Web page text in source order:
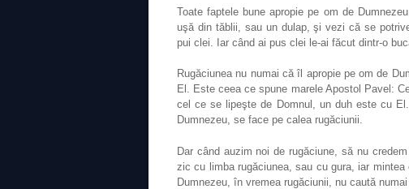
Toate faptele bune apropie pe om de
uşă din tăblii, sau un dulap, şi vezi că se
pui clei. Iar când ai pus clei le-ai făcut dintr-o
Rugăciunea nu numai că îl apropie pe om de
El. Este ceea ce spune marele Apostol Pavel:
cel ce se lipeşte de Domnul, un duh este cu
Dumnezeu, se face pe calea rugăciunii.
Dar când auzim noi de rugăciune, să nu
zic cu limba rugăciunea, sau cu gura, iar
Dumnezeu, în vremea rugăciunii, nu caută